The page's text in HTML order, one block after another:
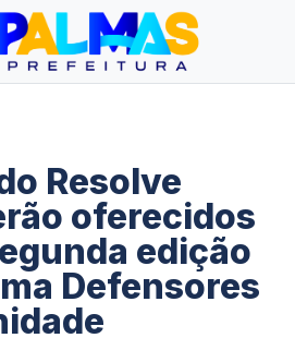
Resolve
oferecidos
edição
Defensores